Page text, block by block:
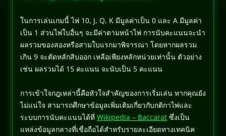
ในการเล่นเกมนี้ ไพ่ 10, J, Q, K มีมูลค่าเป็น 0 และ A มีมูลค่า
เป็น 1 ส่วนไพ่ใบอื่นๆ จะมีค่าตามหน้าไพ่ การนับคะแนนจะนำ
ผลรวมของสองหรือสามใบแรกมาพิจารณา โดยหากผลรวม
เกิน 9 จะตัดหลักสิบออก เหลือเพียงหลักหน่วยเท่านั้น ตัวอย่าง
เช่น ผลรวมได้ 15 คะแนน จะนับเป็น 5 คะแนน
การเข้าใจกฎเหล่านี้คือหัวใจสำคัญของการเริ่มเล่น หากคุณยัง
ไม่แน่ใจ สามารถศึกษาข้อมูลเพิ่มเติมเกี่ยวกับกติกาไพ่และ
ระบบการนับคะแนนได้ที่ Wikipedia – Baccarat ซึ่งเป็น
แหล่งข้อมูลกลางที่เชื่อถือได้สำหรับรายละเอียดทางเทคนิค